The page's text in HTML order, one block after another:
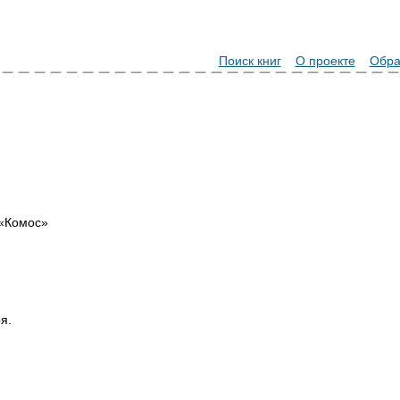
Поиск книг О проекте